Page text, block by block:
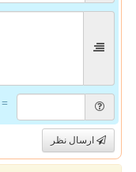
= ۸ بعلاوه ۴
ارسال نظر